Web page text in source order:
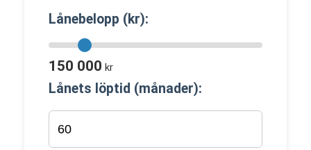
Lånebelopp (kr):
150 000 kr
Lånets löptid (månader):